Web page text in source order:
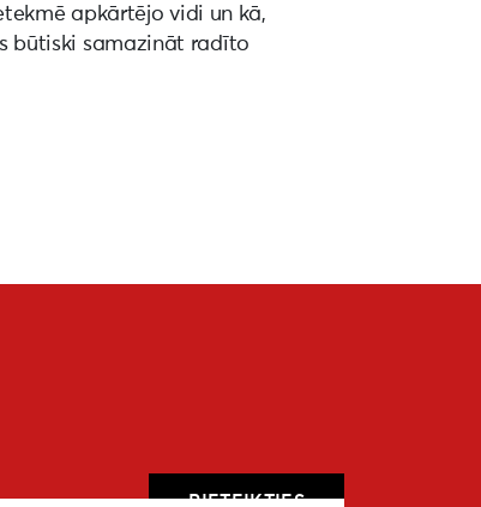
apkārtējo vidi un kā,
būtiski samazināt radīto
PIETEIKTIES